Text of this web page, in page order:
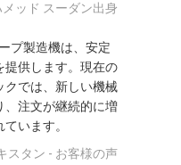
ッド スーダン出身
プ製造機は、安定
提供します。現在の
クでは、新しい機械
、注文が継続的に増
います。
スタン - お客様の声